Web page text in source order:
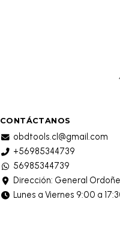
CONTÁCTANOS
obdtools.cl@gmail.com
+56985344739
56985344739
Dirección: General
Lunes a Viernes 9:00 a